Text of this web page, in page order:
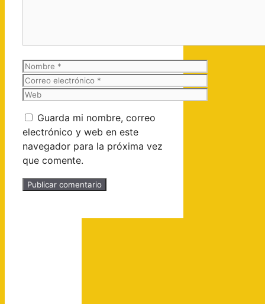
Nombre
Correo
electrónico
Web
Guarda mi nombre, correo
electrónico y web en este
navegador para la próxima vez
que comente.